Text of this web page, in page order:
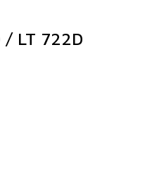
/ LT 722D